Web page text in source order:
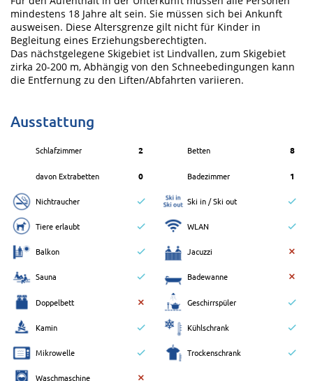
mindestens 18 Jahre alt sein. Sie müssen sich bei Ankunft
ausweisen. Diese Altersgrenze gilt nicht für Kinder in
Begleitung eines Erziehungsberechtigten.
Das nächstgelegene Skigebiet ist Lindvallen, zum Skigebiet
zirka 20-200 m, Abhängig von den Schneebedingungen kann
die Entfernung zu den Liften/Abfahrten variieren.
Ausstattung
Schlafzimmer 2 Betten 8
davon Extrabetten 0 Badezimmer 1
Nichtraucher Ski in / Ski out
Tiere erlaubt WLAN
Balkon Jacuzzi
Sauna Badewanne
Doppelbett Geschirrspüler
Kamin Kühlschrank
Mikrowelle Trockenschrank
Waschmaschine